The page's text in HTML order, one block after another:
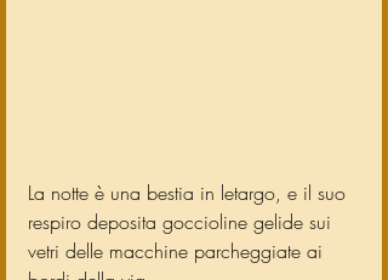
La notte è una bestia in letargo, e il suo
respiro deposita goccioline gelide sui
vetri delle macchine parcheggiate ai